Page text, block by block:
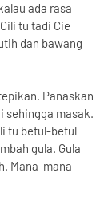
ada rasa
tu tadi Cie
dan bawang
Panaskan
sehingga masak.
tu betul-betul
gula. Gula
Mana-mana